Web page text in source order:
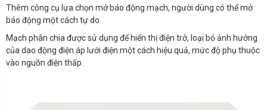
Thêm công cụ lựa chọn mở báo động mạch, người dùng có thể mở
báo động một cách tự do.
Mạch phân chia được sử dụng để hiển thị điện trở, loại bỏ ảnh hưởng
của dao động điện áp lưới điện một cách hiệu quả, mức độ phụ thuộc
vào nguồn điện thấp.